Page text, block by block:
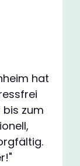
hat
zum